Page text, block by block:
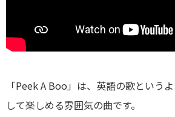
「Peek A Boo」は、英語の歌という
して楽しめる雰囲気の曲です。